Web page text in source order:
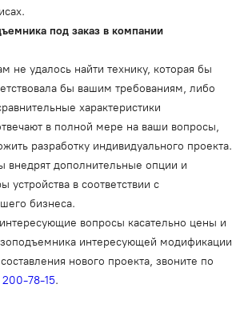
под заказ в компании
не удалось найти технику, которая бы
бы вашим требованиям, либо
характеристики
в полной мере на ваши вопросы,
разработку индивидуального проекта.
внедрят дополнительные опции и
устройства в соответствии с
бизнеса.
вопросы касательно цены и
интересующей модификации
нового проекта, звоните по
78-15.